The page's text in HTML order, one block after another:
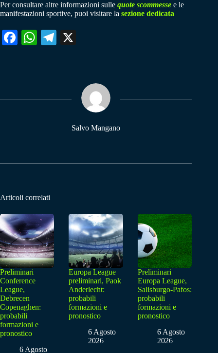
Per consultare altre informazioni sulle quote scommesse e le
manifestazioni sportive, puoi visitare la sezione dedicata
Fa W
pp
Te
m
Salvo Mangano
Articoli correlati
Preliminari
Conference
League,
Debrecen
Copenaghen:
probabili
formazioni e
pronostico
6 Agosto
Europa League
preliminari, Paok
Anderlecht:
probabili
formazioni e
pronostico
6 Agosto
2026
Preliminari
Europa League,
Salisburgo-Pafos:
probabili
formazioni e
pronostico
6 Agosto
2026